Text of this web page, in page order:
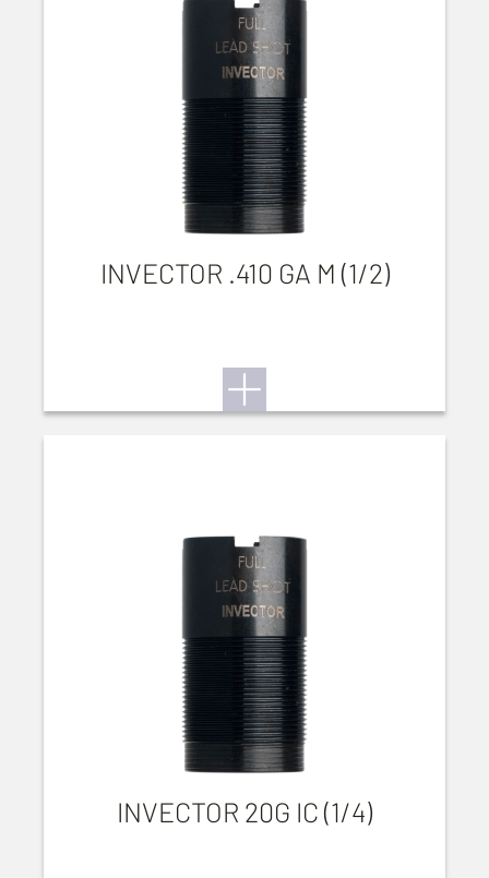
INVECTOR .410 GA M (1/2)
INVECTOR 20G IC (1/4)